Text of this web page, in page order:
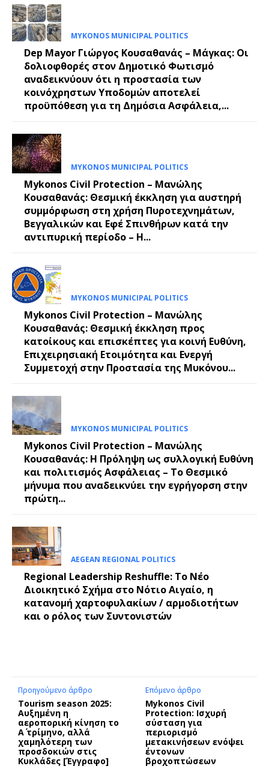
MYKONOS MUNICIPAL POLITICS
Dep Mayor Γιώργος Κουσαθανάς – Μάγκας: Οι
δολιοφθορές στον Δημοτικό Φωτισμό
αναδεικνύουν ότι η προστασία των
κοινόχρηστων Υποδομών αποτελεί
προϋπόθεση για τη Δημόσια Ασφάλεια,...
MYKONOS MUNICIPAL POLITICS
Mykonos Civil Protection – Μανώλης
Κουσαθανάς: Θεσμική έκκληση για αυστηρή
συμμόρφωση στη χρήση Πυροτεχνημάτων,
Βεγγαλικών και Εφέ Σπινθήρων κατά την
αντιπυρική περίοδο – Η...
MYKONOS MUNICIPAL POLITICS
Mykonos Civil Protection – Μανώλης
Κουσαθανάς: Θεσμική έκκληση προς
κατοίκους και επισκέπτες για κοινή Ευθύνη,
Επιχειρησιακή Ετοιμότητα και Ενεργή
Συμμετοχή στην Προστασία της Μυκόνου...
MYKONOS MUNICIPAL POLITICS
Mykonos Civil Protection – Μανώλης
Κουσαθανάς: Η Πρόληψη ως συλλογική Ευθύνη
και πολιτισμός Ασφάλειας – Το Θεσμικό
μήνυμα που αναδεικνύει την εγρήγορση στην
πρώτη...
AEGEAN REGIONAL POLITICS
Regional Leadership Reshuffle: Το Νέο
Διοικητικό Σχήμα στο Νότιο Αιγαίο, η
κατανομή χαρτοφυλακίων / αρμοδιοτήτων
και ο ρόλος των Συντονιστών
Προηγούμενο άρθρο
Tourism season 2025:
Αυξημένη η
αεροπορική κίνηση το
Α΄ τρίμηνο, αλλά
χαμηλότερη των
προσδοκιών στις
Κυκλάδες [Έγγραφο]
Επόμενο άρθρο
Mykonos Civil
Protection: Ισχυρή
σύσταση για
περιορισμό
μετακινήσεων ενόψει
έντονων
βροχοπτώσεων